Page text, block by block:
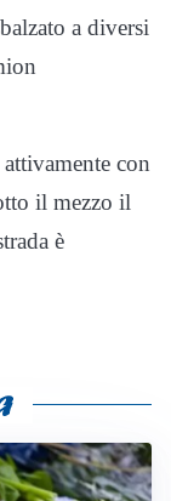
a diversi
con
il mezzo il
è